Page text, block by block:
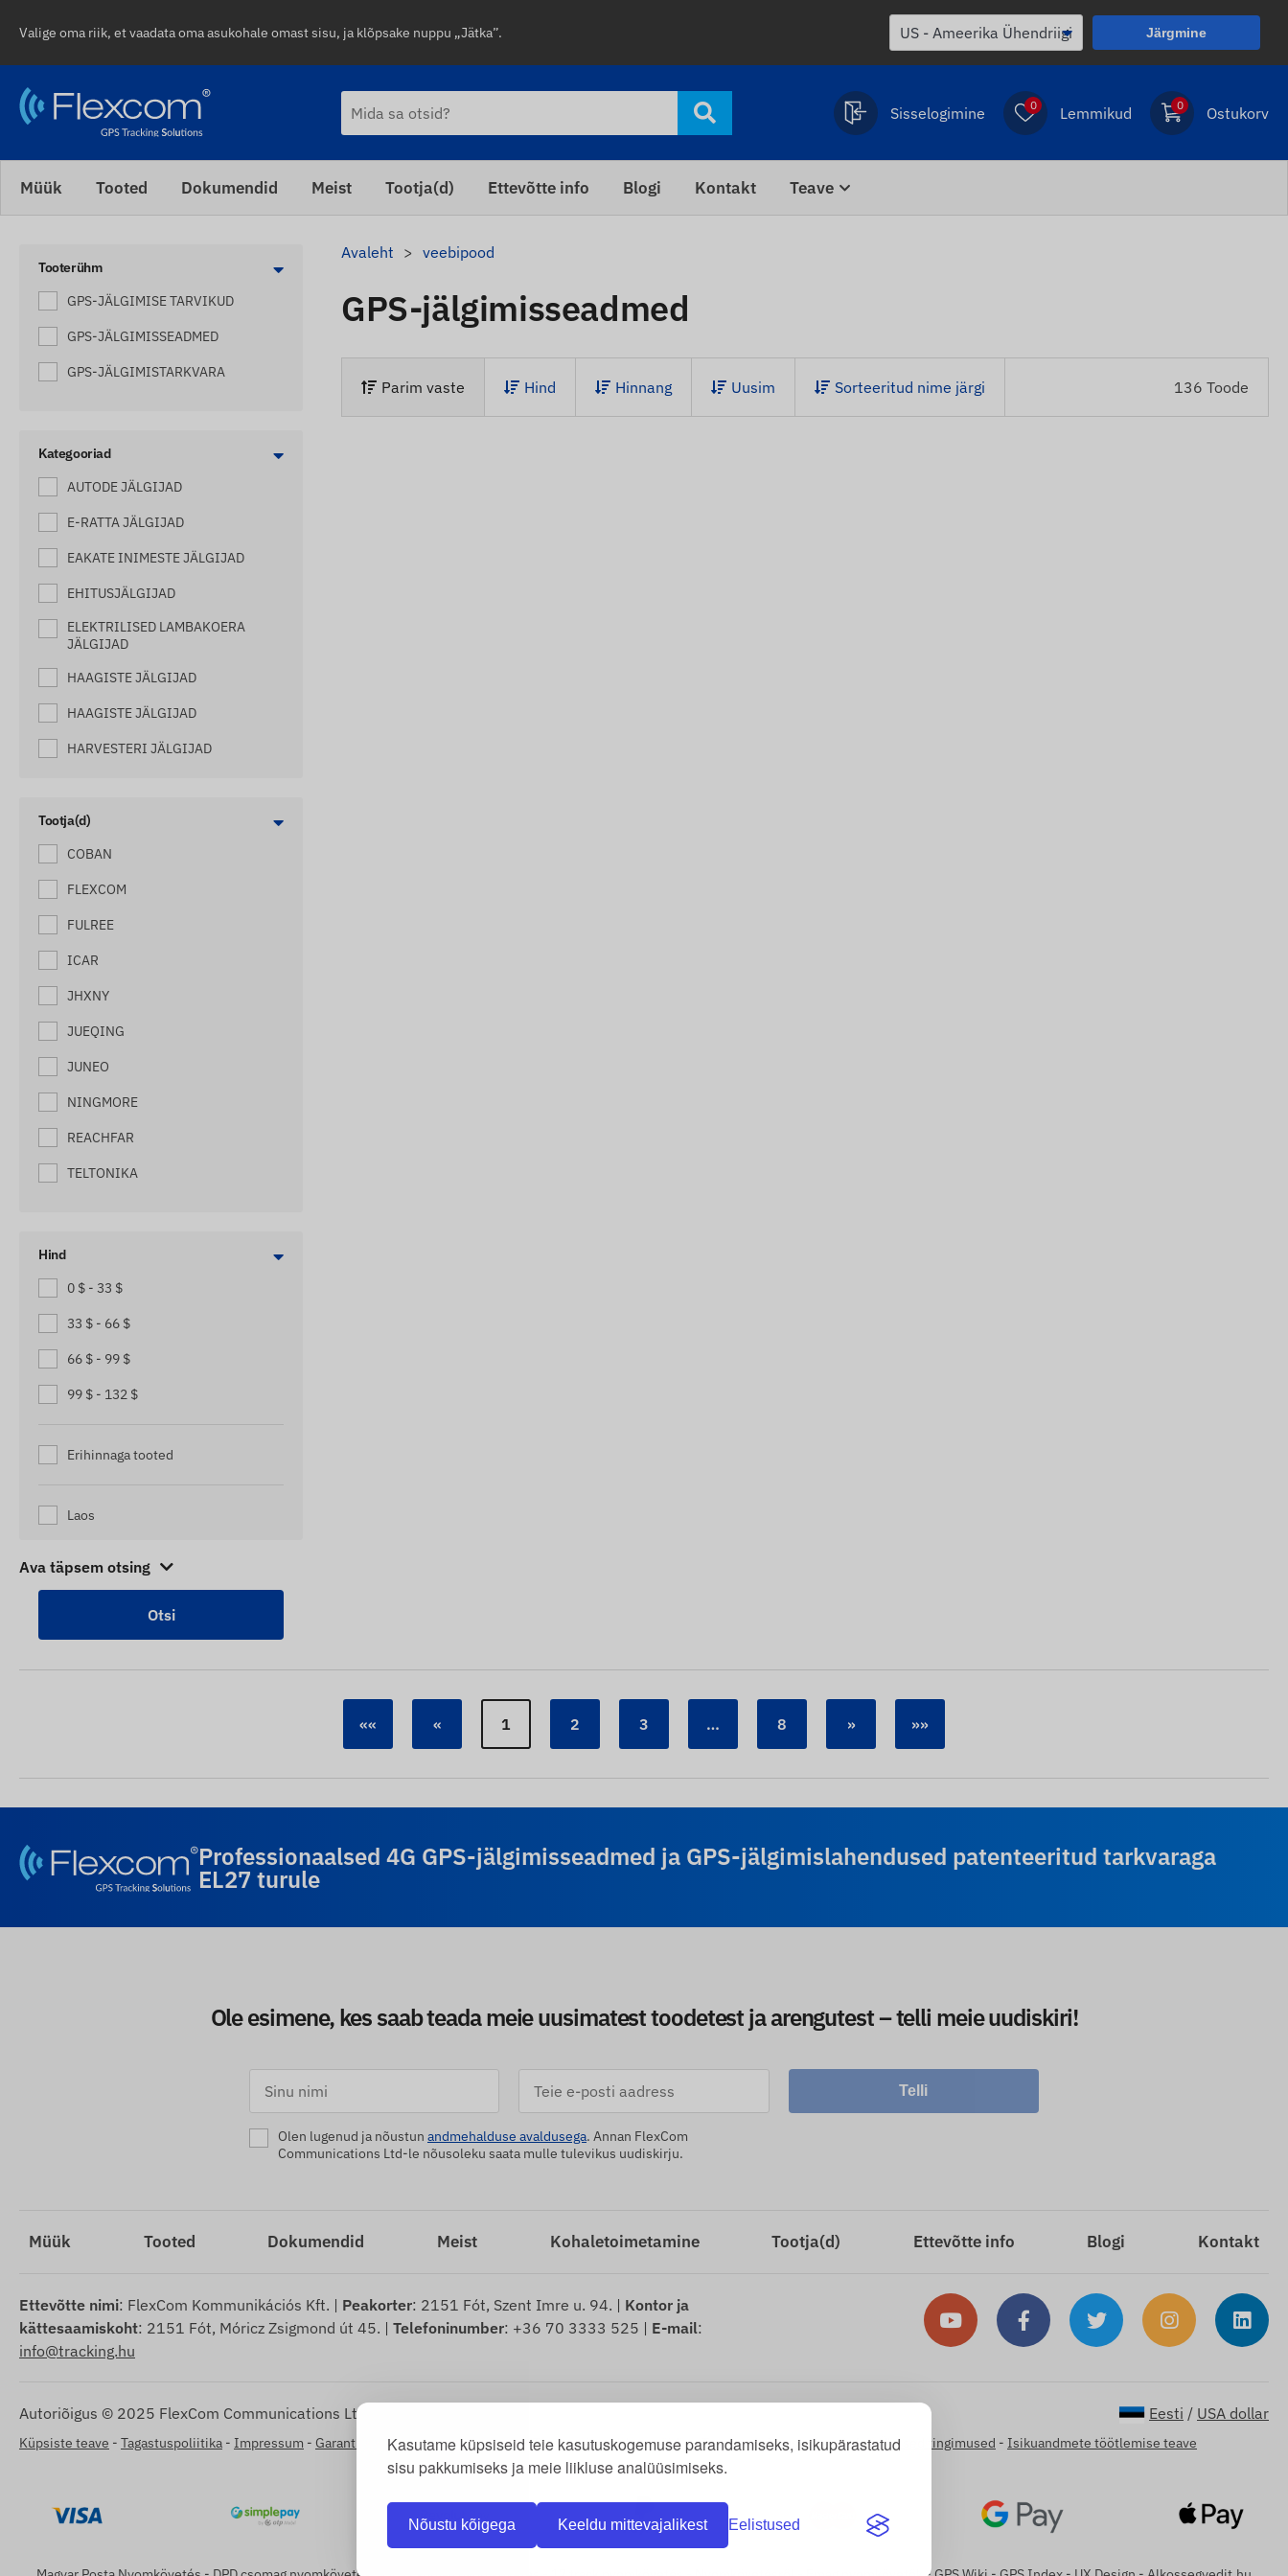
Kasutame küpsiseid teie kasutuskogemuse parandamiseks, isikupärastatud
sisu pakkumiseks ja meie liikluse analüüsimiseks.
Nõustu kõigega Keeldu mittevajalikest Eelistused
Valige oma riik, et vaadata oma asukohale omast sisu, ja klõpsake nuppu „Jätka”. Järgmine
Sisselogimine 0 Lemmikud 0 Ostukorv
Müük Tooted Dokumendid Meist Tootja(d) Ettevõtte info Blogi Kontakt Teave
Tooterühm
GPS-JÄLGIMISE TARVIKUD
GPS-JÄLGIMISSEADMED
GPS-JÄLGIMISTARKVARA
Kategooriad
AUTODE JÄLGIJAD
E-RATTA JÄLGIJAD
EAKATE INIMESTE JÄLGIJAD
EHITUSJÄLGIJAD
ELEKTRILISED LAMBAKOERA
JÄLGIJAD
HAAGISTE JÄLGIJAD
HAAGISTE JÄLGIJAD
HARVESTERI JÄLGIJAD
JÄLGIMISSEADMED
PAADIJÄLGIJAD
PAKKIDE JÄLGIJAD
PUKSIIRAUTO JÄLGIMISSEADMED
ROLLERI JÄLGIJAD
Tootja(d)
COBAN
FLEXCOM
FULREE
ICAR
JHXNY
JUEQING
JUNEO
NINGMORE
REACHFAR
TELTONIKA
Hind
0 $ - 33 $
33 $ - 66 $
66 $ - 99 $
99 $ - 132 $
Erihinnaga tooted
Laos
Ava täpsem otsing
Avaleht veebipood
GPS-jälgimisseadmed
Parim vaste Hind Hinnang Uusim Sorteeritud nime järgi 136 Toode
«« « 1 2 3 … 8 » »»
Professionaalsed 4G GPS-jälgimisseadmed ja GPS-jälgimislahendused patenteeritud tarkvaraga
EL27 turule
Ole esimene, kes saab teada meie uusimatest toodetest ja arengutest – telli meie uudiskiri!
Telli
Olen lugenud ja nõustun andmehalduse avaldusega. Annan FlexCom
Communications Ltd-le nõusoleku saata mulle tulevikus uudiskirju.
Müük Tooted Dokumendid Meist Kohaletoimetamine Tootja(d) Ettevõtte info Blogi Kontakt
Ettevõtte nimi: FlexCom Kommunikációs Kft. | Peakorter: 2151 Fót, Szent Imre u. 94. | Kontor ja
kättesaamiskoht: 2151 Fót, Móricz Zsigmond út 45. | Telefoninumber: +36 70 3333 525 | E-mail:
info@tracking.hu
Autoriõigus © 2025 FlexCom Communications Ltd., kõik õigused kaitstud. Eesti / USA dollar
Küpsiste teave - Tagastuspoliitika - Impressum - Garantii ja vastutus puuduste eest-Taganemisavalduse näidis-Taganemisõigus -Tarneinfo-Üldised tingimused - Isikuandmete töötlemise teave